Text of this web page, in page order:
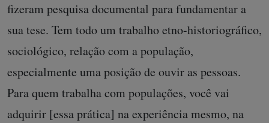
fizeram pesquisa documental para fundamentar a
sua tese. Tem todo um trabalho etno-historiográfico,
sociológico, relação com a população,
especialmente uma posição de ouvir as pessoas.
Para quem trabalha com populações, você vai
adquirir [essa prática] na experiência mesmo, na